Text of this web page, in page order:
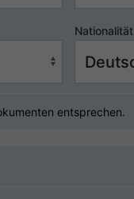
Nationalität
entsprechen.